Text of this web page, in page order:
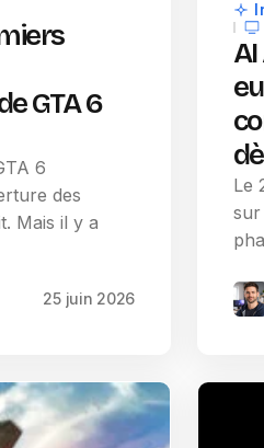
GTA 6
6
des
Mais il y a
25 juin 2026
Le
sur